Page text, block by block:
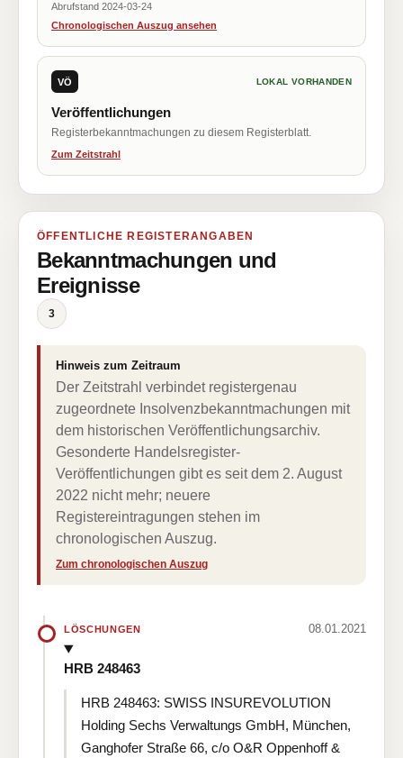
Abrufstand 2024-03-24
Chronologischen Auszug ansehen
VÖ LOKAL VORHANDEN
Veröffentlichungen
Registerbekanntmachungen zu diesem Registerblatt.
Zum Zeitstrahl
ÖFFENTLICHE REGISTERANGABEN
Bekanntmachungen und
Ereignisse
3
Hinweis zum Zeitraum
Der Zeitstrahl verbindet registergenau
zugeordnete Insolvenzbekanntmachungen mit
dem historischen Veröffentlichungsarchiv.
Gesonderte Handelsregister-
Veröffentlichungen gibt es seit dem 2. August
2022 nicht mehr; neuere
Registereintragungen stehen im
chronologischen Auszug.
Zum chronologischen Auszug
LÖSCHUNGEN 08.01.2021
HRB 248463
HRB 248463: SWISS INSUREVOLUTION
Holding Sechs Verwaltungs GmbH, München,
Ganghofer Straße 66, c/o O&R Oppenhoff &